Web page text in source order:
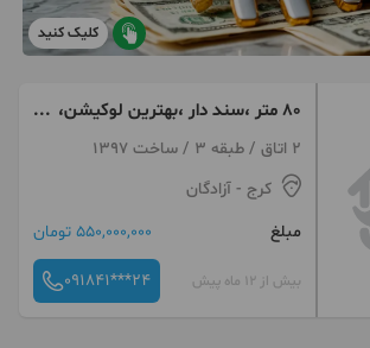
کلیک کنید
۸۰ متر ،سند دار ،بهترین لوکیشن،
تهران کرج ماهدشت
2 اتاق / طبقه 3 / ساخت 1397
کرج - آزادگان
مبلغ
550,000,000 تومان
بیش از 12 ماه پیش 091841***24